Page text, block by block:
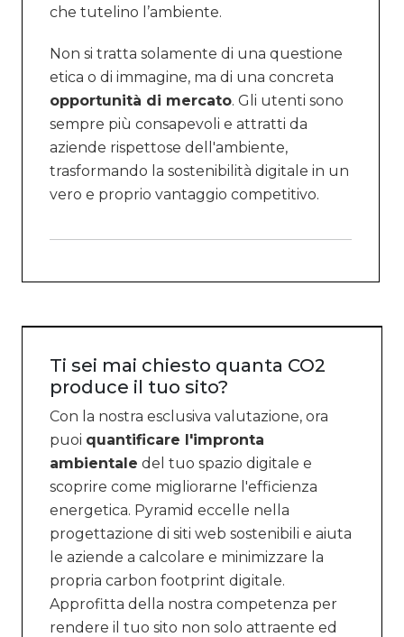
che tutelino l’ambiente.
Non si tratta solamente di una questione
etica o di immagine, ma di una concreta
opportunità di mercato. Gli utenti sono
sempre più consapevoli e attratti da
aziende rispettose dell'ambiente,
trasformando la sostenibilità digitale in un
vero e proprio vantaggio competitivo.
Ti sei mai chiesto quanta CO2
produce il tuo sito?
Con la nostra esclusiva valutazione, ora
puoi quantificare l'impronta
ambientale del tuo spazio digitale e
scoprire come migliorarne l'efficienza
energetica. Pyramid eccelle nella
progettazione di siti web sostenibili e aiuta
le aziende a calcolare e minimizzare la
propria carbon footprint digitale.
Approfitta della nostra competenza per
rendere il tuo sito non solo attraente ed